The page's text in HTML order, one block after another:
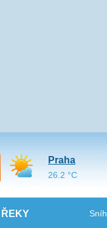
ŘEKY Sníh
Praha
26.2 °C